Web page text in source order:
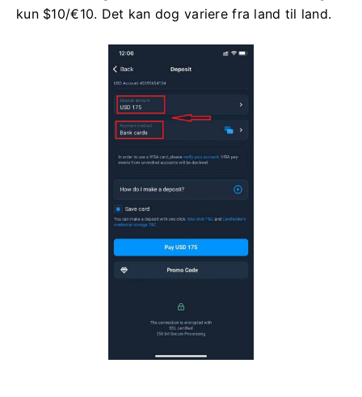
kun $10/€10. Det kan dog variere fra land til land.